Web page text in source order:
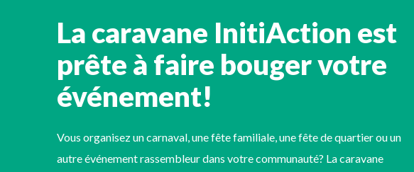
La caravane InitiAction est
prête à faire bouger votre
événement!
Vous organisez un carnaval, une fête familiale, une fête de quartier ou un
autre événement rassembleur dans votre communauté? La caravane